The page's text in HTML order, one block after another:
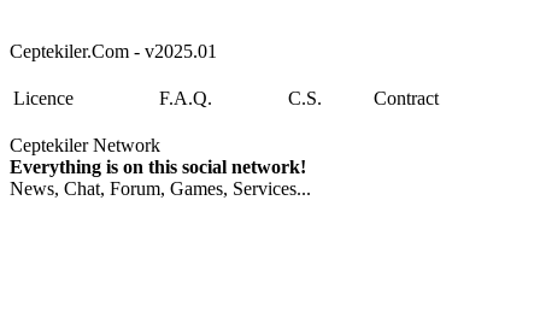
Ceptekiler.Com - v2025.01
Licence F.A.Q. C.S. Contract
Ceptekiler Network
Everything is on this social network!
News, Chat, Forum, Games, Services...